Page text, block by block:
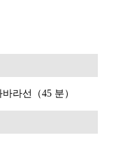
라선（45 분）